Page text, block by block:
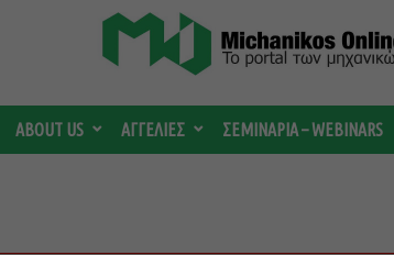
ABOUT US ΑΓΓΕΛΙΕΣ ΣΕΜΙΝΑΡΙΑ – WEBINARS